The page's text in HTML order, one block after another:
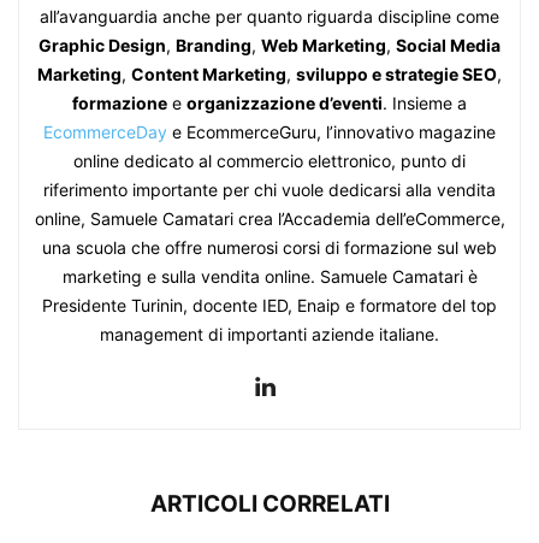
all’avanguardia anche per quanto riguarda discipline come
Graphic Design, Branding, Web Marketing, Social Media
Marketing, Content Marketing, sviluppo e strategie SEO,
formazione e organizzazione d’eventi. Insieme a
EcommerceDay e EcommerceGuru, l’innovativo magazine
online dedicato al commercio elettronico, punto di
riferimento importante per chi vuole dedicarsi alla vendita
online, Samuele Camatari crea l’Accademia dell’eCommerce,
una scuola che offre numerosi corsi di formazione sul web
marketing e sulla vendita online. Samuele Camatari è
Presidente Turinin, docente IED, Enaip e formatore del top
management di importanti aziende italiane.
ARTICOLI CORRELATI